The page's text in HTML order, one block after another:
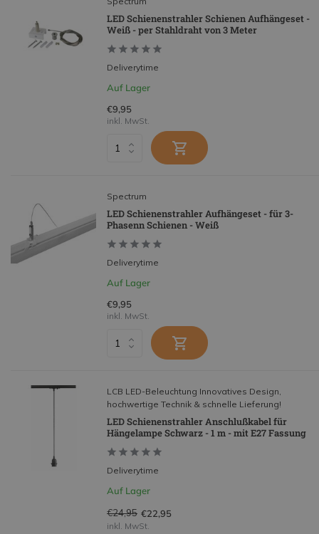
LED Schienenstrahler Schienen Aufhängeset -
Weiß - per Stahldraht von 3 Meter
Deliverytime
Auf Lager
€9,95
inkl. MwSt.
Spectrum
LED Schienenstrahler Aufhängeset - für 3-
Phasenn Schienen - Weiß
Deliverytime
Auf Lager
€9,95
inkl. MwSt.
LCB LED-Beleuchtung Innovatives Design,
hochwertige Technik & schnelle Lieferung!
LED Schienenstrahler Anschlußkabel für
Hängelampe Schwarz - 1 m - mit E27 Fassung
Deliverytime
Auf Lager
€24,95 €22,95
inkl. MwSt.